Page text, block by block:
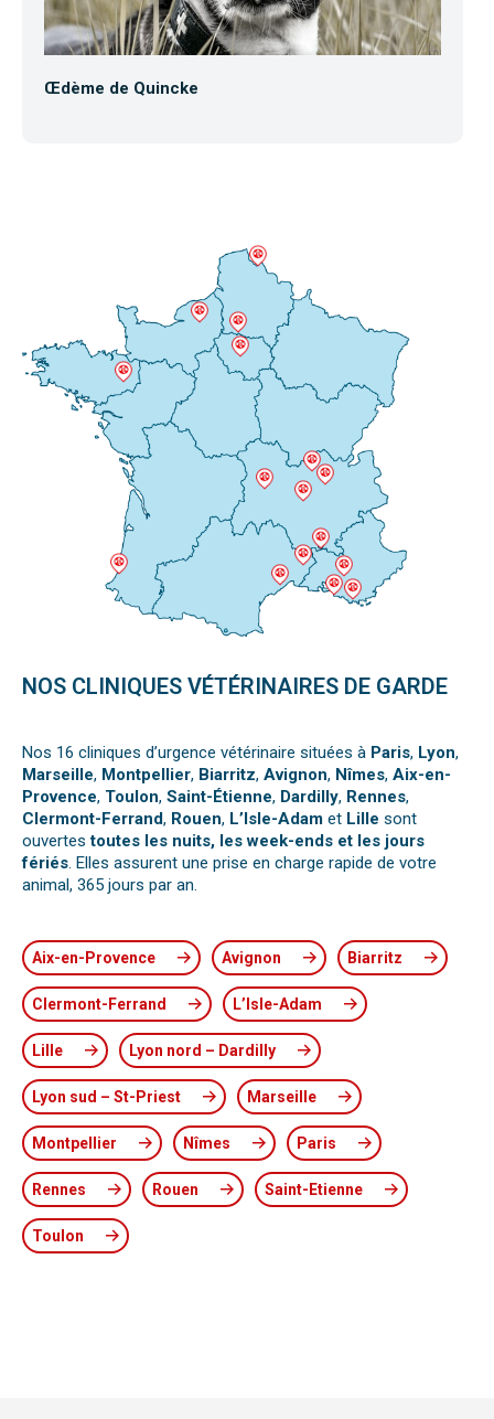
Œdème de Quincke
NOS CLINIQUES VÉTÉRINAIRES DE GARDE
Nos 16 cliniques d’urgence vétérinaire situées à Paris, Lyon,
Marseille, Montpellier, Biarritz, Avignon, Nîmes, Aix-en-
Provence, Toulon, Saint-Étienne, Dardilly, Rennes,
Clermont-Ferrand, Rouen, L’Isle-Adam et Lille sont
ouvertestoutes les nuits, les week-ends et les jours
fériés. Elles assurent une prise en charge rapide de votre
animal, 365 jours par an.
Aix-en-Provence Avignon Biarritz
Clermont-Ferrand L’Isle-Adam
Lille Lyon nord – Dardilly
Lyon sud – St-Priest Marseille
Montpellier Nîmes Paris
Rennes Rouen Saint-Etienne
Toulon